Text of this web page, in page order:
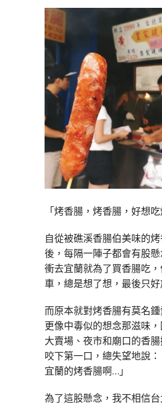
「烤香腸，烤香腸，好想吃
自從被礁溪香腸伯美味的
後，每隔一陣子都會有股
衝去宜蘭就為了買香腸吃
車，總是想了想，最後只好
而原本就對烤香腸有莫名鍾
更像中毒似的想念那滋味
大賣場、夜市和廟口的香腸
咬下第一口，總失望地說
宜蘭的烤香腸啊…」
為了這股懸念，我不相信